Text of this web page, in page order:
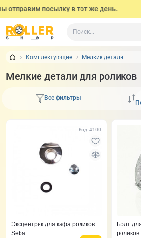
посылку в тот же день.
Комплектующие Мелкие детали
Мелкие детали для роликов
Все фильтры
Код: 4100
Эксцентрик для кафа роликов
Seba
Болт
роликов